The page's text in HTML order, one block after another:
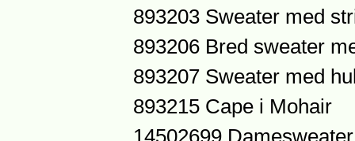
893203 Sweater med
893206 Bred sweater
893207 Sweater med
893215 Cape i Mohair
14502699